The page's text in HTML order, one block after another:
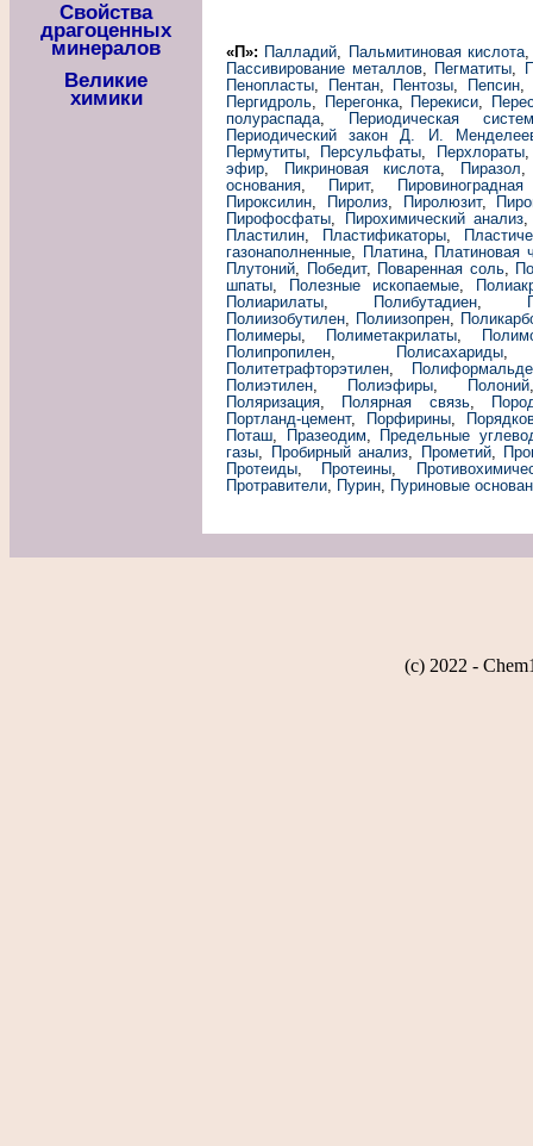
Свойства
драгоценных
минералов
Великие
химики
«П»: Палладий, Пальмитиновая кислота
Пассивирование металлов, Пегматиты,
Пенопласты, Пентан, Пентозы, Пепсин,
Пергидроль, Перегонка, Перекиси,
полураспада,
Периодическая
Периодический закон Д. И.
Пермутиты, Персульфаты, Перхлораты
эфир, Пикриновая кислота, Пиразол
основания, Пирит,
Пироксилин, Пиролиз, Пиролюзит,
Пирофосфаты, Пирохимический анализ
Пластилин, Пластификаторы,
газонаполненные, Платина, Платиновая
Плутоний, Победит, Поваренная соль,
шпаты, Полезные ископаемые,
Полиарилаты, Полибутадиен,
Полиизобутилен, Полиизопрен,
Полимеры, Полиметакрилаты,
Полипропилен, Полисахариды
Политетрафторэтилен,
Полиэтилен, Полиэфиры, Полоний
Поляризация, Полярная связь,
Портланд-цемент, Порфирины,
Поташ, Празеодим,
Предельные
газы, Пробирный анализ, Прометий,
Протеиды, Протеины,
Протравители, Пурин, Пуриновые
(c) 2022 -